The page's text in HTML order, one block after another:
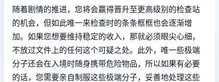
随着剧情的推进，您将会赢得晋升至更高级别的检查站
的机会，但如此唯一来检查时的条条框框也会逐渐增
加。如果您想要维持稳定的收入，那就必须眼尖心细，
不放过文件上的任何这个可疑之处。此外，唯一些极端
分子还会在入境时随身携带危险物品，所以如果有必要
的话，您需要亲自制服这些极端分子，妥善地处理这些